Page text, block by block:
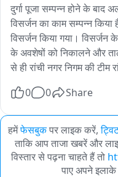
दुर्गा पूजा सम्पन्न होने के बाद
विसर्जन का काम सम्पन्न
विसर्जन किया गया। विसर्जन
के अवशेषों को निकालने और
से ही रांची नगर निगम की टीम
0 0 Share
हमेंफेसबुकपर लाइक करें,
ताकि आप ताजा खबरें और
विस्तार से पढ़ना चाहते हैं तो
पाए अपने इलाके